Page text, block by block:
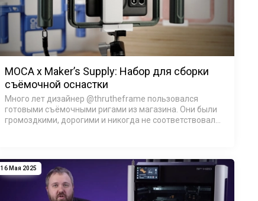
MOCA x Maker’s Supply: Набор для сборки
съёмочной оснастки
Много лет дизайнер @thrutheframe пользовался
готовыми съёмочными ригами из магазина. Они были
громоздкими, дорогими и никогда не соответствовали
16 Мая 2025